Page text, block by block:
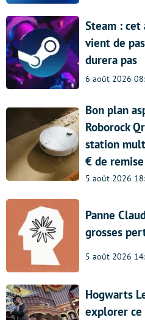
Steam : cet
vient de
durera pas
6 août 2026
Bon plan
Roborock
station
€ de
5 août 2026
Panne
grosses
5 août 2026
Hogwarts
explorer ce